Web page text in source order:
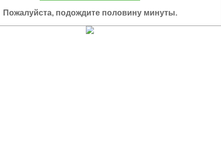
Пожалуйста, подождите половину минуты.